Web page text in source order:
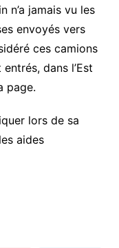
n’a jamais vu les
envoyés vers
ces camions
dans l’Est
page.
lors de sa
aides